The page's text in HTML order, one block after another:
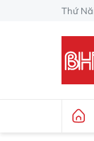
Thứ